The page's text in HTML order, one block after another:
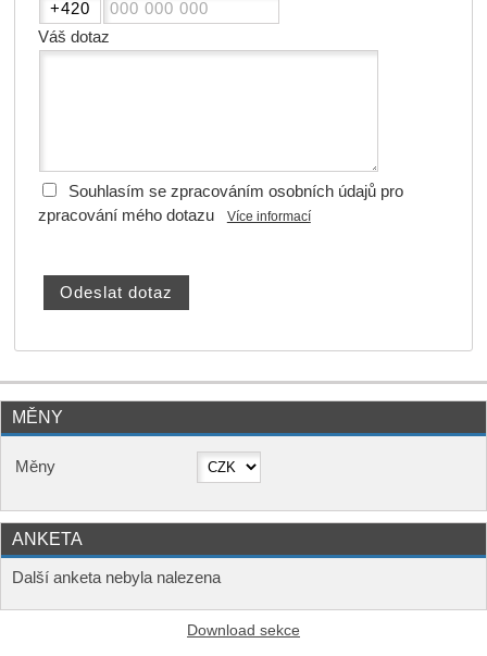
Váš dotaz
Souhlasím se zpracováním osobních údajů pro
zpracování mého dotazu
Více informací
MĚNY
Měny
ANKETA
Další anketa nebyla nalezena
Download sekce